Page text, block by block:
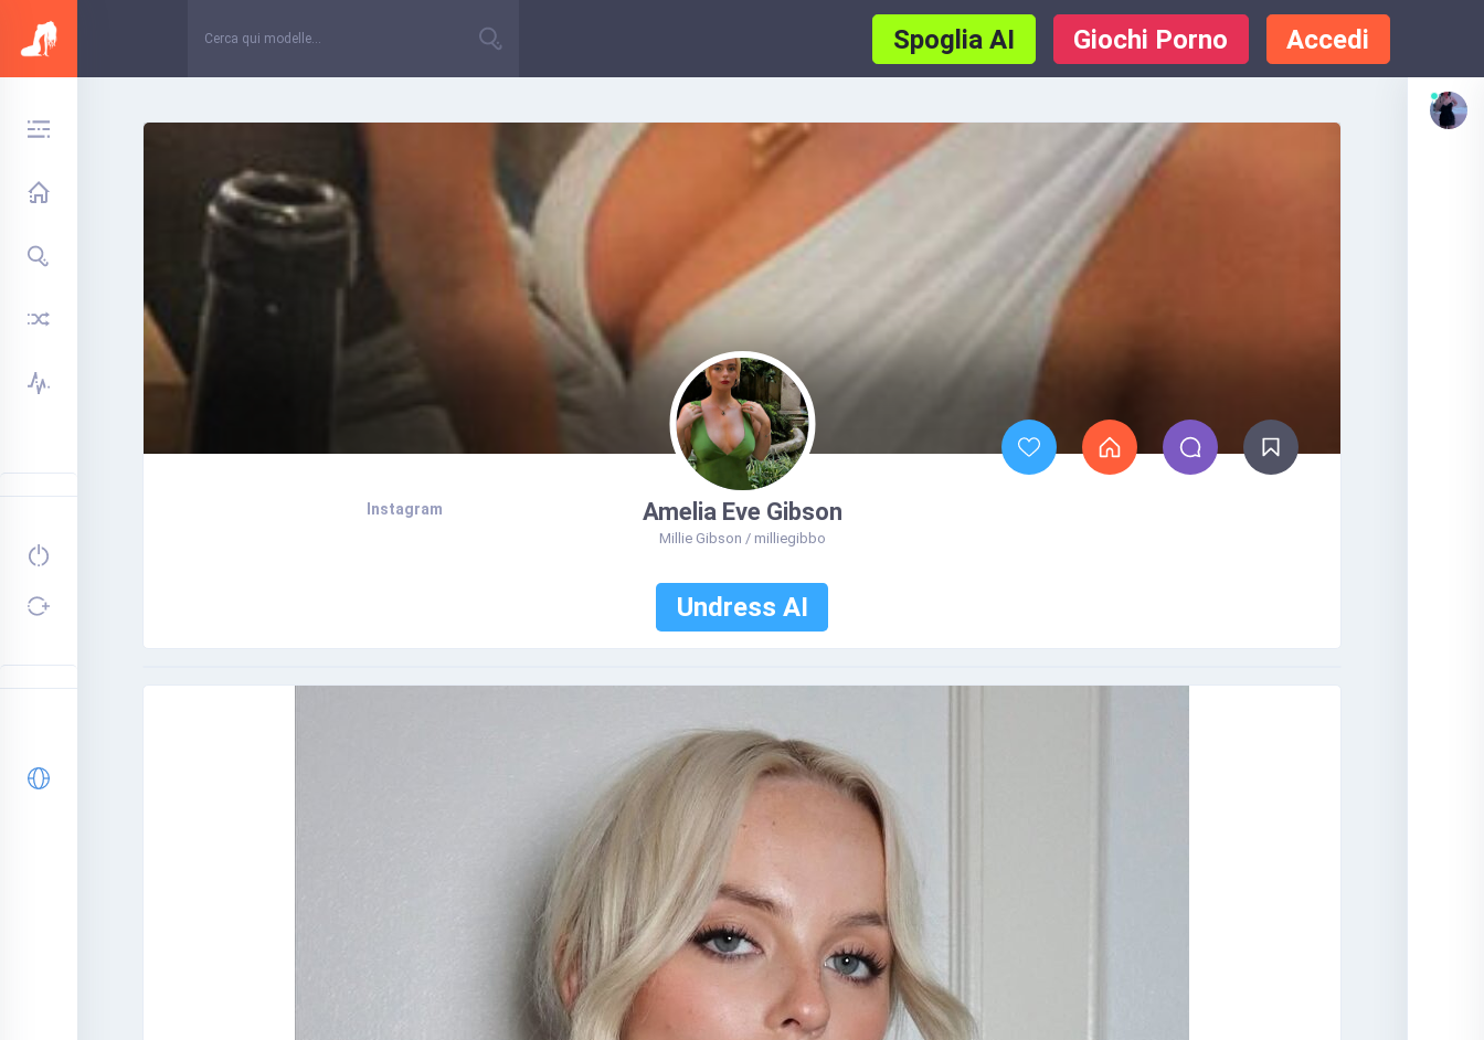
Spoglia AI Giochi Porno Accedi
Instagram Amelia Eve Gibson
Millie Gibson / milliegibbo
Undress AI